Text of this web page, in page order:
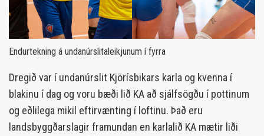
Endurtekning á undanúrslitaleikjunum í fyrra
Dregið var í undanúrslit Kjörísbikars karla og kvenna í
blakinu í dag og voru bæði lið KA að sjálfsögðu í pottinum
og eðlilega mikil eftirvænting í loftinu. Það eru
landsbyggðarslagir framundan en karlalið KA mætir liði